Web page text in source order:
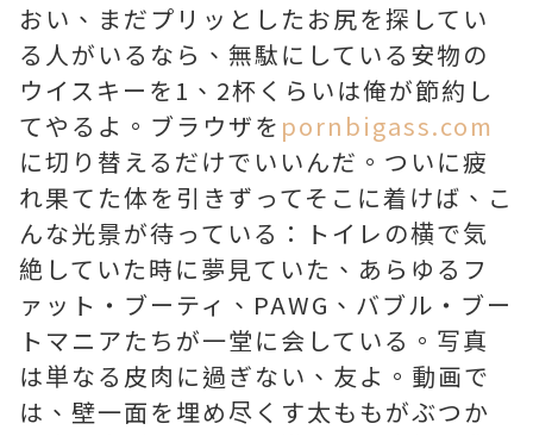
おい、まだプリッとしたお尻を探してい
る人がいるなら、無駄にしている安物の
ウイスキーを1、2杯くらいは俺が節約し
てやるよ。ブラウザを pornbigass.com
に切り替えるだけでいいんだ。ついに疲
れ果てた体を引きずってそこに着けば、こ
んな光景が待っている：トイレの横で気
絶していた時に夢見ていた、あらゆるフ
ァット・ブーティ、PAWG、バブル・ブー
トマニアたちが一堂に会している。写真
は単なる皮肉に過ぎない、友よ。動画で
は、壁一面を埋め尽くす太ももがぶつか